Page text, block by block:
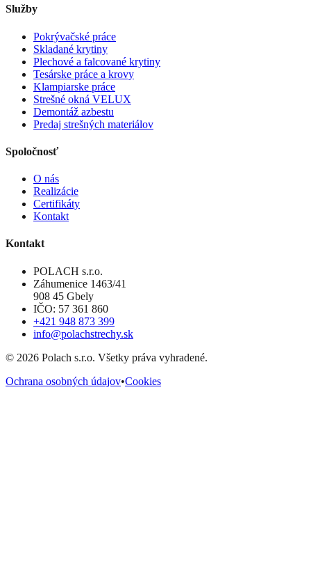
Služby
Pokrývačské práce
Skladané krytiny
Plechové a falcované krytiny
Tesárske práce a krovy
Klampiarske práce
Strešné okná VELUX
Demontáž azbestu
Predaj strešných materiálov
Spoločnosť
O nás
Realizácie
Certifikáty
Kontakt
Kontakt
POLACH s.r.o.
Záhumenice 1463/41
908 45 Gbely
IČO: 57 361 860
+421 948 873 399
info@polachstrechy.sk
© 2026 Polach s.r.o. Všetky práva vyhradené.
Ochrana osobných údajov•Cookies